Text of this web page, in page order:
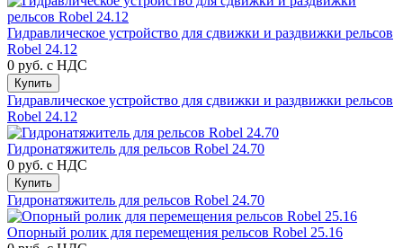
Гидравлическое устройство для сдвижки и раздвижки рельсов
Robel 24.12
0 руб. с НДС
Купить
Гидравлическое устройство для сдвижки и раздвижки рельсов
Robel 24.12
Гидронатяжитель для рельсов Robel 24.70
0 руб. с НДС
Купить
Гидронатяжитель для рельсов Robel 24.70
Опорный ролик для перемещения рельсов Robel 25.16